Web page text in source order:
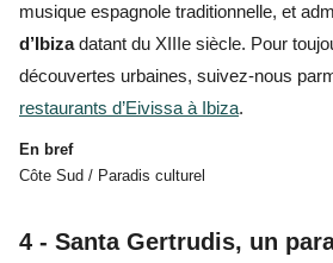
musique espagnole traditionnelle, et
d’Ibizadatant du XIIIe siècle. Pour
découvertes urbaines, suivez-nous
restaurants d’Eivissa à Ibiza.
En bref
Côte Sud / Paradis culturel
4 - Santa Gertrudis, un